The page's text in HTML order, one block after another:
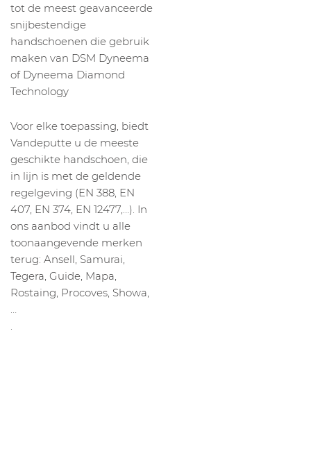
tot de meest geavanceerde
snijbestendige
handschoenen die gebruik
maken van DSM Dyneema
of Dyneema Diamond
Technology
Voor elke toepassing, biedt
Vandeputte u de meeste
geschikte handschoen, die
in lijn is met de geldende
regelgeving (EN 388, EN
407, EN 374, EN 12477,…). In
ons aanbod vindt u alle
toonaangevende merken
terug: Ansell, Samurai,
Tegera, Guide, Mapa,
Rostaing, Procoves, Showa,
…
.